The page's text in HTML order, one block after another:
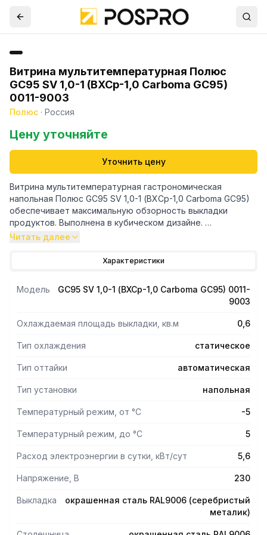
Витрина мультитемпературная Полюс
GC95 SV 1,0-1 (ВХСр-1,0 Carboma GC95)
0011-9003
Полюс · Россия
Цену уточняйте
Уточнить цену
Витрина мультитемпературная гастрономическая
напольная Полюс GC95 SV 1,0-1 (ВХСр-1,0 Carboma GC95)
обеспечивает максимальную обзорность выкладки
продуктов. Выполнена в кубическом дизайне.
Климатический класс оборудования 3.
Экспозиционная поверхность, столешница из стали
LED подсветка.
Боковины серые, декор белый.
Читать далее
Характеристики
Модель
GC95 SV 1,0-1 (ВХСр-1,0 Carboma GC95) 0011-
9003
Охлаждаемая площадь выкладки, кв.м 0,6
Тип охлаждения статическое
Тип оттайки автоматическая
Тип установки напольная
Температурный режим, от °С -5
Температурный режим, до °С 5
Расход электроэнергии в сутки, кВт/сут 5,6
Напряжение, В 230
Выкладка
окрашенная сталь RAL9006 (серебристый
металик)